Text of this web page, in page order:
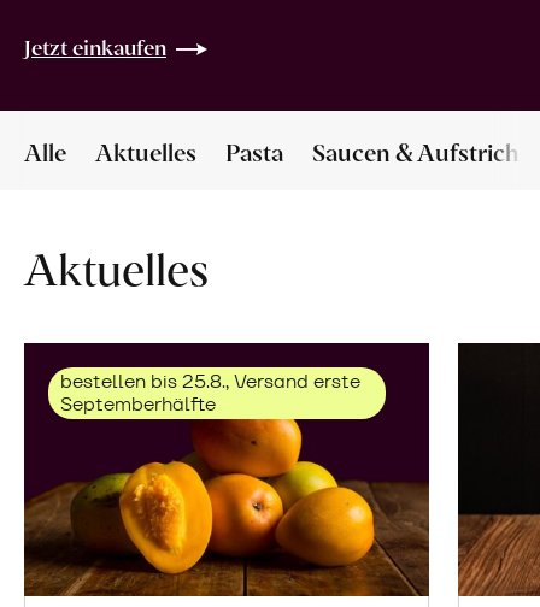
Jetzt einkaufen
Alle Aktuelles Pasta Saucen & Aufstriche
Aktuelles
bestellen bis 25.8., Versand erste
Septemberhälfte